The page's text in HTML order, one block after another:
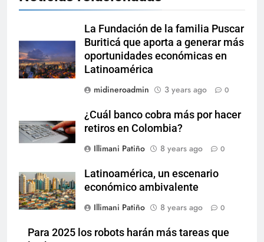
La Fundación de la familia Puscar
Buriticá que aporta a generar más
oportunidades económicas en
Latinoamérica
midineroadmin
3 years ago 0
¿Cuál banco cobra más por hacer
retiros en Colombia?
Illimani Patiño
8 years ago 0
Latinoamérica, un escenario
económico ambivalente
Illimani Patiño
8 years ago 0
Para 2025 los robots harán más tareas que